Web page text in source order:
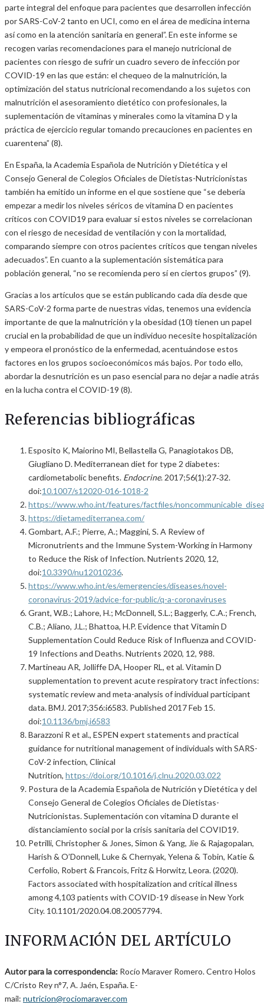
parte integral del enfoque para pacientes que desarrollen infección
por SARS-CoV-2 tanto en UCI, como en el área de medicina interna
así como en la atención sanitaria en general”. En este informe se
recogen varias recomendaciones para el manejo nutricional de
pacientes con riesgo de sufrir un cuadro severo de infección por
COVID-19 en las que están: el chequeo de la malnutrición, la
optimización del status nutricional recomendando a los sujetos con
malnutrición el asesoramiento dietético con profesionales, la
suplementación de vitaminas y minerales como la vitamina D y la
práctica de ejercicio regular tomando precauciones en pacientes en
cuarentena” (8).
En España, la Academia Española de Nutrición y Dietética y el
Consejo General de Colegios Oficiales de Dietistas-Nutricionistas
también ha emitido un informe en el que sostiene que “se debería
empezar a medir los niveles séricos de vitamina D en pacientes
críticos con COVID19 para evaluar si estos niveles se correlacionan
con el riesgo de necesidad de ventilación y con la mortalidad,
comparando siempre con otros pacientes críticos que tengan niveles
adecuados”. En cuanto a la suplementación sistemática para
población general, “no se recomienda pero sí en ciertos grupos” (9).
Gracias a los artículos que se están publicando cada día desde que
SARS-CoV-2 forma parte de nuestras vidas, tenemos una evidencia
importante de que la malnutrición y la obesidad (10) tienen un papel
crucial en la probabilidad de que un individuo necesite hospitalización
y empeora el pronóstico de la enfermedad, acentuándose estos
factores en los grupos socioeconómicos más bajos. Por todo ello,
abordar la desnutrición es un paso esencial para no dejar a nadie atrás
en la lucha contra el COVID-19 (8).
Referencias bibliográficas
Esposito K, Maiorino MI, Bellastella G, Panagiotakos DB,
Giugliano D. Mediterranean diet for type 2 diabetes:
cardiometabolic benefits. Endocrine. 2017;56(1):27‐32.
doi:10.1007/s12020-016-1018-2
https://www.who.int/features/factfiles/
https://dietamediterranea.com/
Gombart, A.F.; Pierre, A.; Maggini, S. A Review of
Micronutrients and the Immune System-Working in Harmony
to Reduce the Risk of Infection. Nutrients 2020, 12,
doi:10.3390/nu12010236.
https://www.who.int/es/emergencies/diseases/novel-
coronavirus-2019/advice-for-public/q-a-coronaviruses
Grant, W.B.; Lahore, H.; McDonnell, S.L.; Baggerly, C.A.; French,
C.B.; Aliano, J.L.; Bhattoa, H.P. Evidence that Vitamin D
Supplementation Could Reduce Risk of Influenza and COVID-
19 Infections and Deaths. Nutrients 2020, 12, 988.
Martineau AR, Jolliffe DA, Hooper RL, et al. Vitamin D
supplementation to prevent acute respiratory tract infections:
systematic review and meta-analysis of individual participant
data. BMJ. 2017;356:i6583. Published 2017 Feb 15.
doi:10.1136/bmj.i6583
Barazzoni R et al., ESPEN expert statements and practical
guidance for nutritional management of individuals with SARS-
CoV-2 infection, Clinical
Nutrition, https://doi.org/10.1016/j.clnu.2020.03.022
Postura de la Academia Española de Nutrición y Dietética y del
Consejo General de Colegios Oficiales de Dietistas-
Nutricionistas. Suplementación con vitamina D durante el
distanciamiento social por la crisis sanitaria del COVID19.
Petrilli, Christopher & Jones, Simon & Yang, Jie & Rajagopalan,
Harish & O’Donnell, Luke & Chernyak, Yelena & Tobin, Katie &
Cerfolio, Robert & Francois, Fritz & Horwitz, Leora. (2020).
Factors associated with hospitalization and critical illness
among 4,103 patients with COVID-19 disease in New York
City. 10.1101/2020.04.08.20057794.
INFORMACIÓN DEL ARTÍCULO
Autor para la correspondencia: Rocío Maraver Romero. Centro Holos
C/Cristo Rey n°7, A. Jaén, España. E-
mail: nutricion@rociomaraver.com